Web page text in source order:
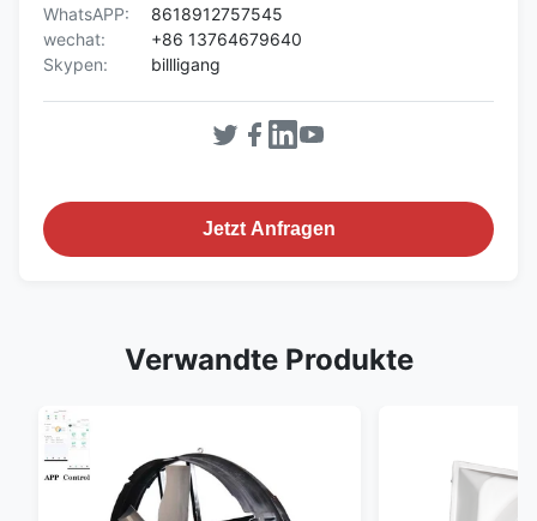
WhatsAPP:
8618912757545
wechat:
+86 13764679640
Skypen:
billligang
Jetzt Anfragen
Verwandte Produkte